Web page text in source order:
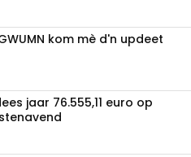
kom mè d'n updeet
jaar 76.555,11 euro op